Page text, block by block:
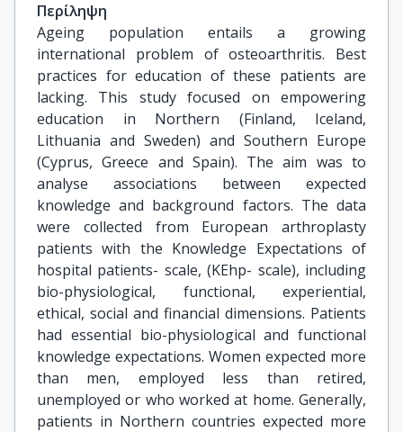
Περίληψη
Ageing population entails a growing
international problem of osteoarthritis. Best
practices for education of these patients are
lacking. This study focused on empowering
education in Northern (Finland, Iceland,
Lithuania and Sweden) and Southern Europe
(Cyprus, Greece and Spain). The aim was to
analyse associations between expected
knowledge and background factors. The data
were collected from European arthroplasty
patients with the Knowledge Expectations of
hospital patients- scale, (KEhp- scale), including
bio-physiological, functional, experiential,
ethical, social and financial dimensions. Patients
had essential bio-physiological and functional
knowledge expectations. Women expected more
than men, employed less than retired,
unemployed or who worked at home. Generally,
patients in Northern countries expected more